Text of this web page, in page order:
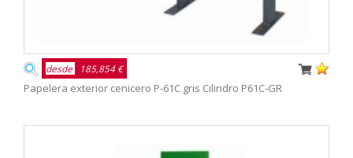
desde 185,854 €
Papelera exterior cenicero P-61C gris Cilindro P61C-GR